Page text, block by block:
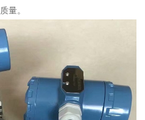
量。